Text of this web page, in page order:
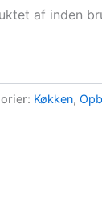
af inden
Køkken,